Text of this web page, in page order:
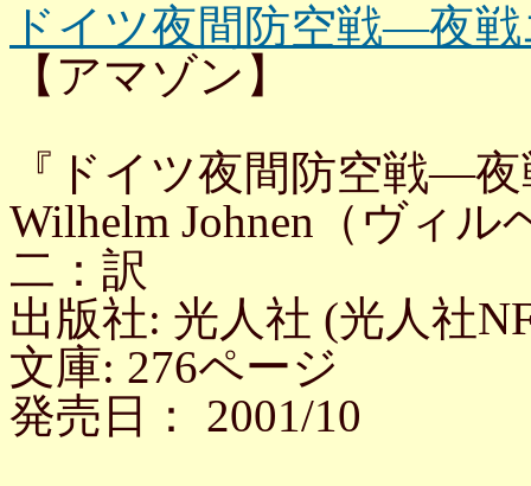
ドイツ夜間防空戦—夜
【アマゾン】
『ドイツ夜間防空戦—
Wilhelm Johnen（ヴィ
二：訳
出版社: 光人社 (光人社
文庫: 276ページ
発売日： 2001/10